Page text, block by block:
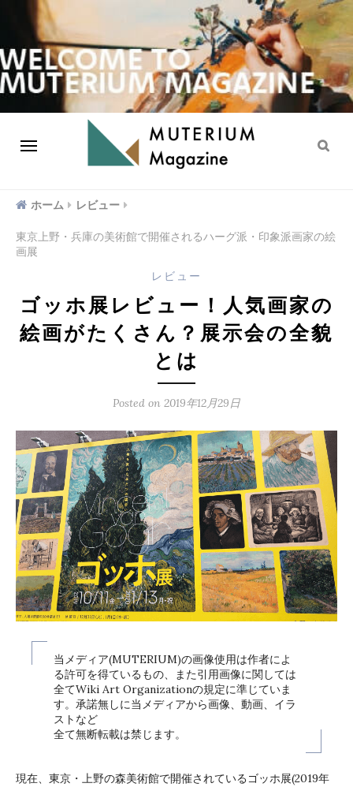
ホーム レビュー
東京上野・兵庫の美術館で開催されるハーグ派・印象派画家の絵
画展
レビュー
ゴッホ展レビュー！人気画家の
絵画がたくさん？展示会の全貌
とは
Posted on 2019年12月29日
当メディア(MUTERIUM)の画像使用は作者によ
る許可を得ているもの、また引用画像に関しては
全てWiki Art Organizationの規定に準じていま
す。承諾無しに当メディアから画像、動画、イラ
ストなど
全て無断転載は禁じます。
現在、東京・上野の森美術館で開催されているゴッホ展(2019年